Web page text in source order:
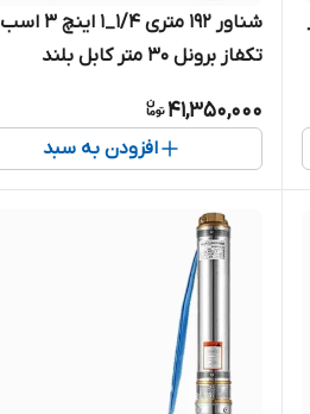
شناور ۱۹۲ متری ۱/۴_۱ اینچ ۳ اسب
تکفاز برونل ۳۰ متر کابل بلند
کابل بلند تک فاز
41,350,000
افزودن به سبد